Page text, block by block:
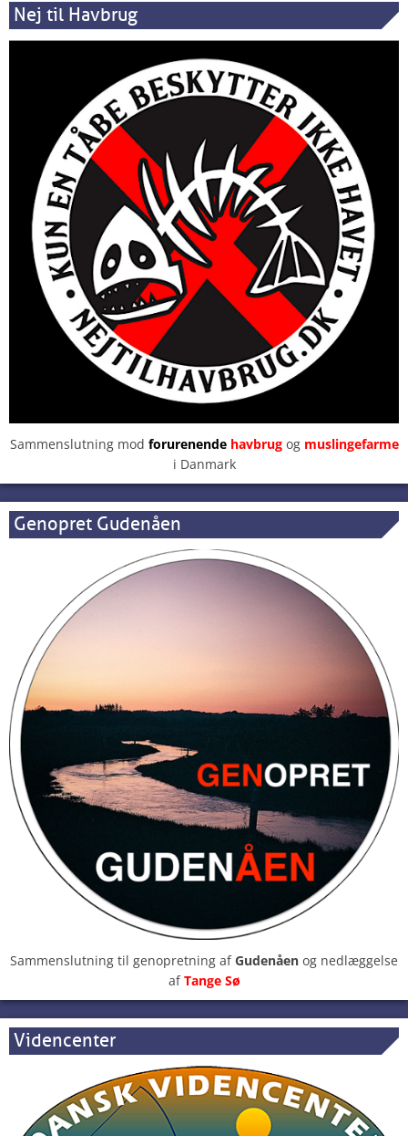
Nej til Havbrug
Sammenslutning mod forurenendehavbrugog muslingefarme
i Danmark
Genopret Gudenåen
Sammenslutning til genopretning afGudenåen og nedlæggelse
afTange Sø
Videncenter